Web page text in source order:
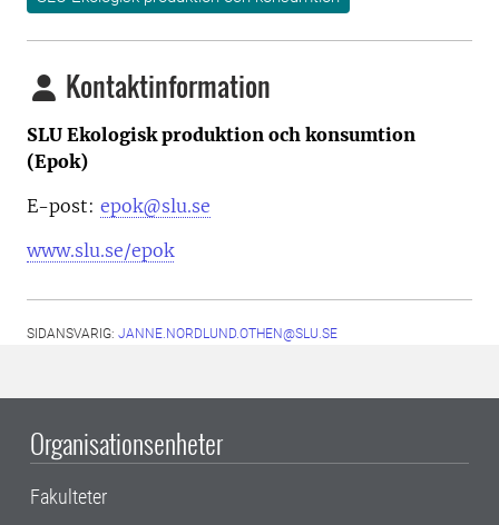
Kontaktinformation
SLU Ekologisk produktion och konsumtion
(Epok)
E-post: epok@slu.se
www.slu.se/epok
SIDANSVARIG: JANNE.NORDLUND.OTHEN@SLU.SE
Organisationsenheter
Fakulteter